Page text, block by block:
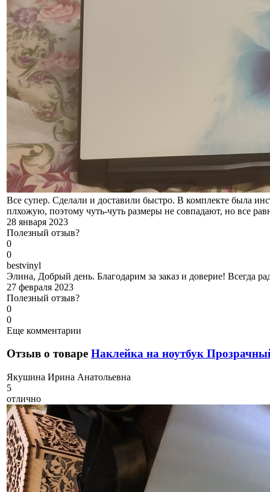
Все супер. Сделали и доставили быстро. В комплекте была
плхожую, поэтому чуть-чуть размеры не совпадают, но все
28 января 2023
Полезный отзыв?
0
0
bestvinyl
Элина, Добрый день. Благодарим за заказ и доверие! Всегда
27 февраля 2023
Полезный отзыв?
0
0
Еще комментарии
Отзыв о товаре Наклейка на ноутбук
Якушина Ирина Анатольевна
5
отлично